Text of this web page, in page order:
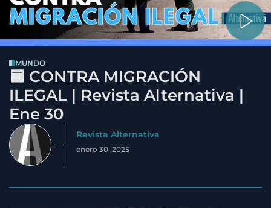
MUNDO
🟦 CONTRA MIGRACIÓN
ILEGAL | Revista Alternativa |
Ene 30
Revista Alternativa
enero 30, 2025